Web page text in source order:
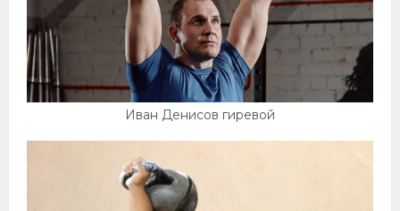
Иван Денисов гиревой